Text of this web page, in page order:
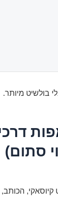
בולשיט מיותר.
סתום)